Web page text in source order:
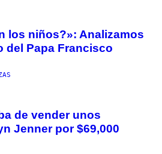
los niños?»: Analizamos
del Papa Francisco
de vender unos
Jenner por $69,000